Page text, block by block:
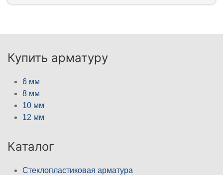
Купить арматуру
6 мм
8 мм
10 мм
12 мм
Каталог
Стеклопластиковая арматура